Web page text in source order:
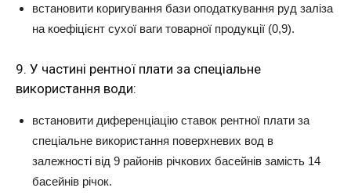
встановити коригування бази оподаткування руд заліза
на коефіцієнт сухої ваги товарної продукції (0,9).
9. У частині рентної плати за спеціальне
використання води:
встановити диференціацію ставок рентної плати за
спеціальне використання поверхневих вод в
залежності від 9 районів річкових басейнів замість 14
басейнів річок.